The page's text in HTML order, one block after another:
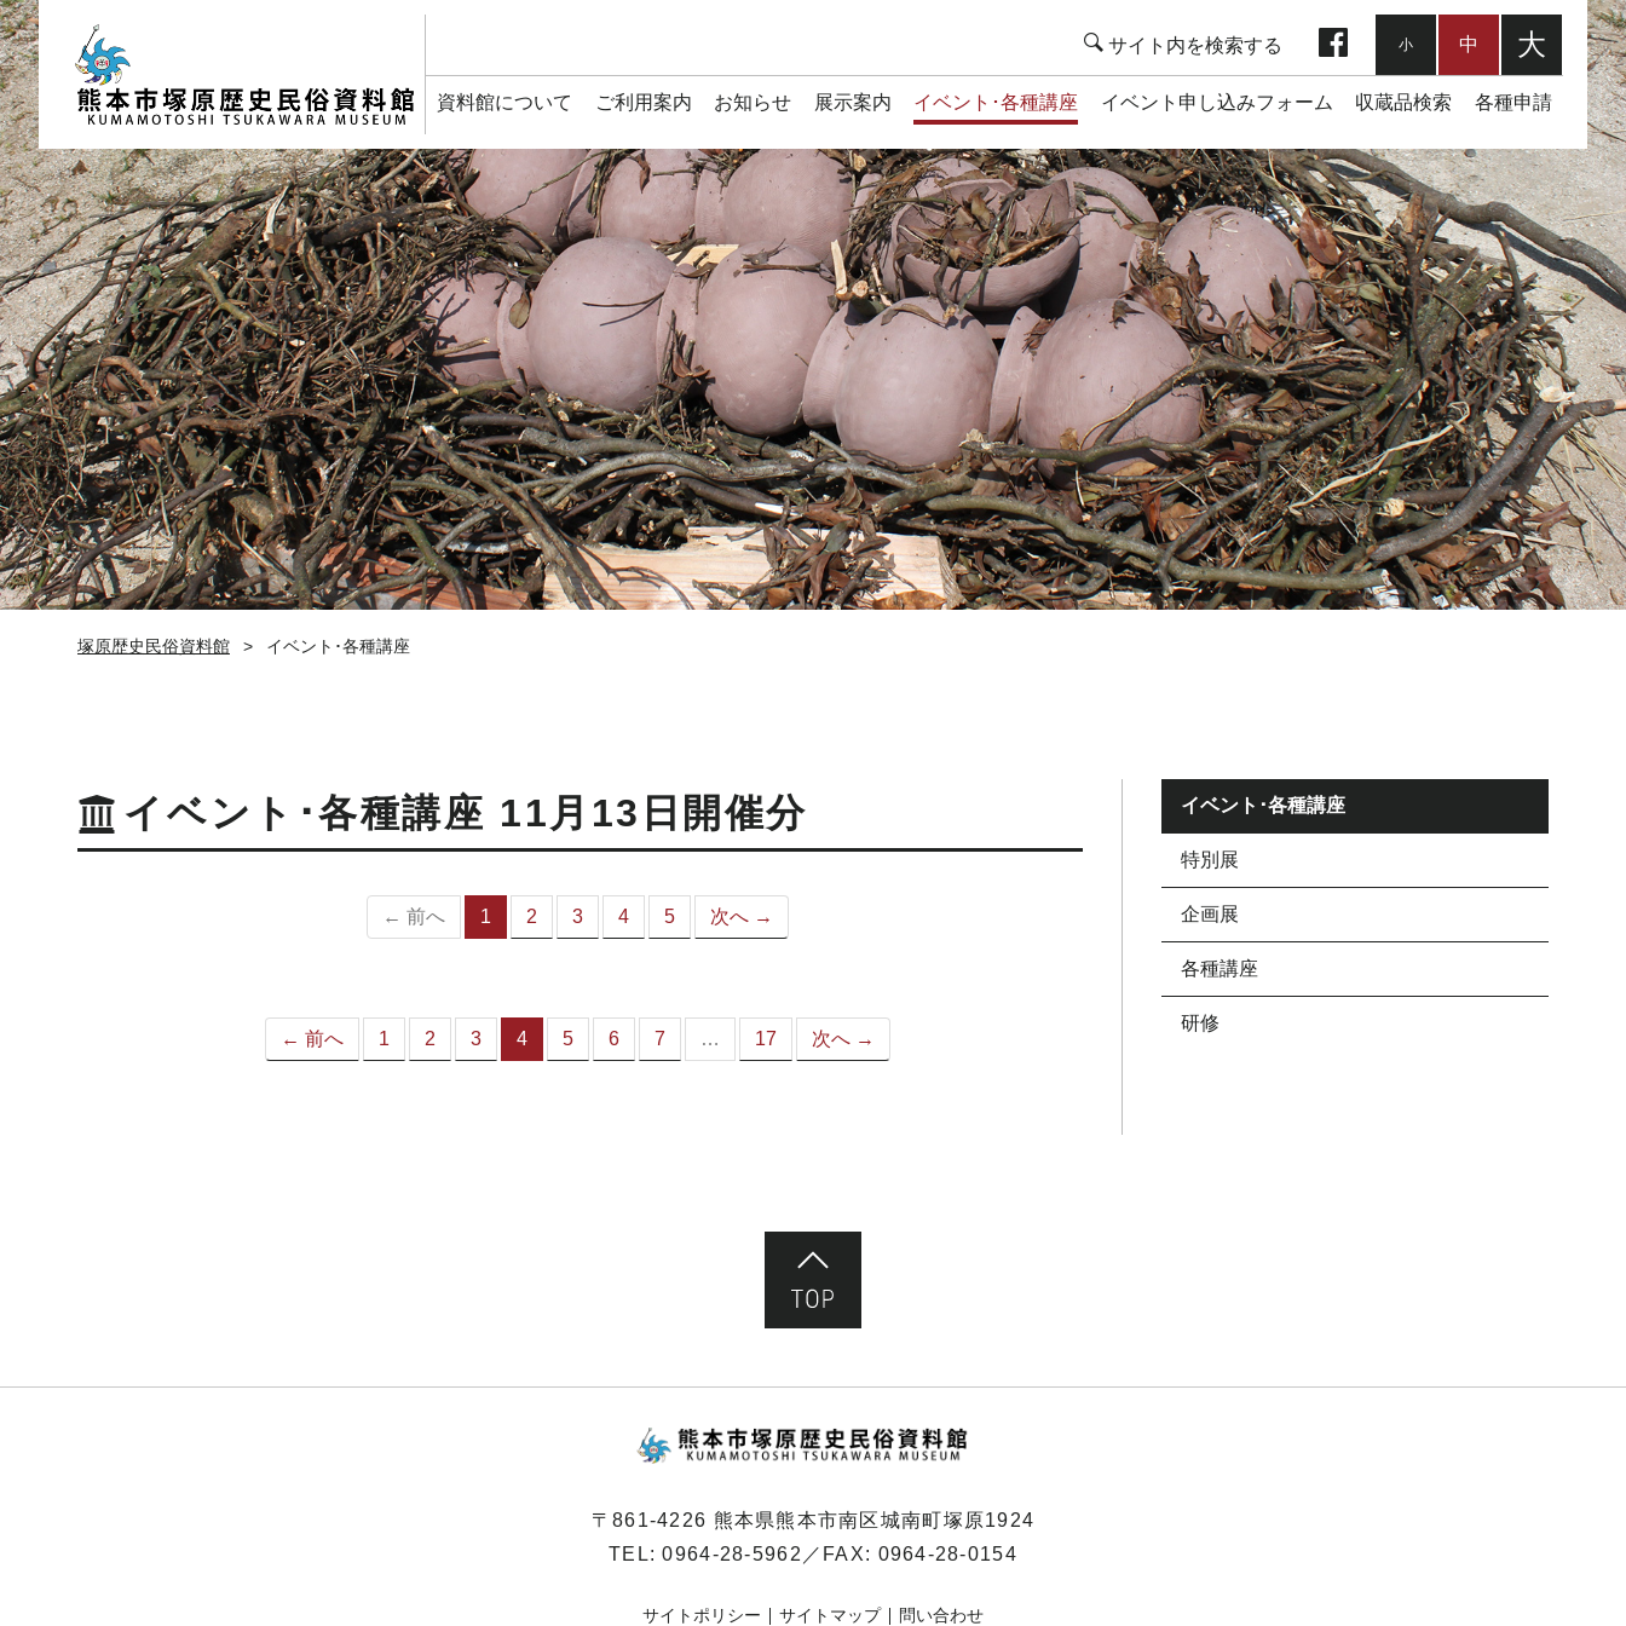
資料館について ご利用案内 お知らせ 展示案内 イベント･各種講座 イベント申し込みフォーム 収蔵品検索 各種申請
小 中 大
塚原歴史民俗資料館 イベント･各種講座
イベント･各種講座 11月13日開催分
← 前へ 1
（こ
ジ）
2 3 4 5 次へ →
← 前へ 1 2 3 4
（こ
5 6 7 … 17 次へ →
イベント･各種講座
特別展
企画展
各種講座
研修
〒861-4226 熊本県熊本市南区城南町塚原1924
TEL:0964-28-5962 ／FAX: 0964-28-0154
サイトポリシー サイトマップ 問い合わせ